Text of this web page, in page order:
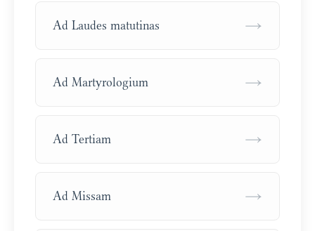
Ad Laudes matutinas →
Ad Martyrologium →
Ad Tertiam →
Ad Missam →